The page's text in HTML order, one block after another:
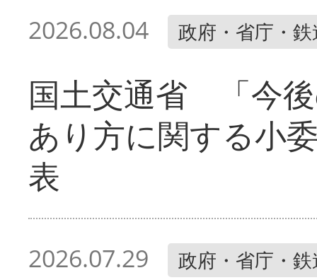
2026.08.04 政府・省庁・
国土交通省 「今
あり方に関する小
表
2026.07.29 政府・省庁・